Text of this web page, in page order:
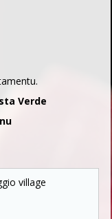
Verde
village